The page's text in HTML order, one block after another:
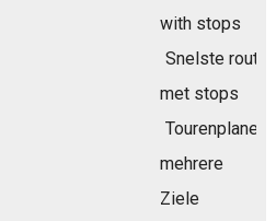
with stops
Snelste route
met stops
Tourenplaner
mehrere
Ziele